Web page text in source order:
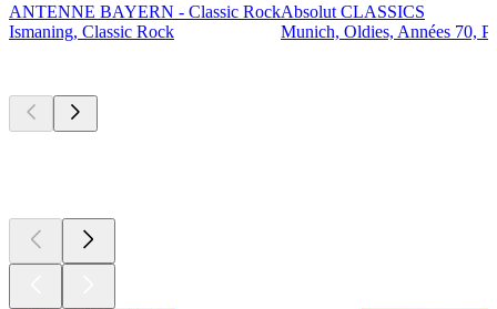
ANTENNE BAYERN - Classic Rock
Ismaning, Classic Rock
Absolut CLASSICS
Munich, Oldies, Années 70,